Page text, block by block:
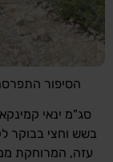
הסיפור
סג"מ ינאי
בשש וחצי בבוקר
עזה, המרוחקת